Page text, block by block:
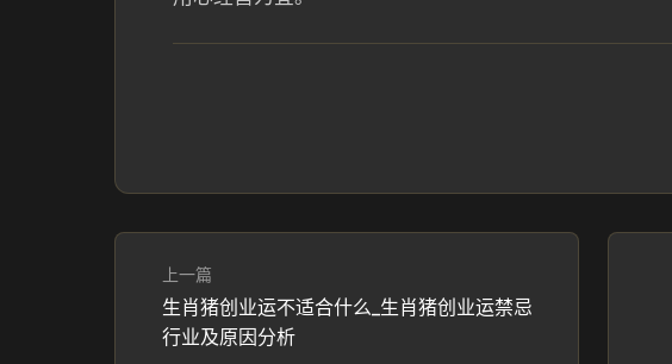
上一篇
生肖猪创业运不适合什么_生肖猪创业运禁忌
行业及原因分析